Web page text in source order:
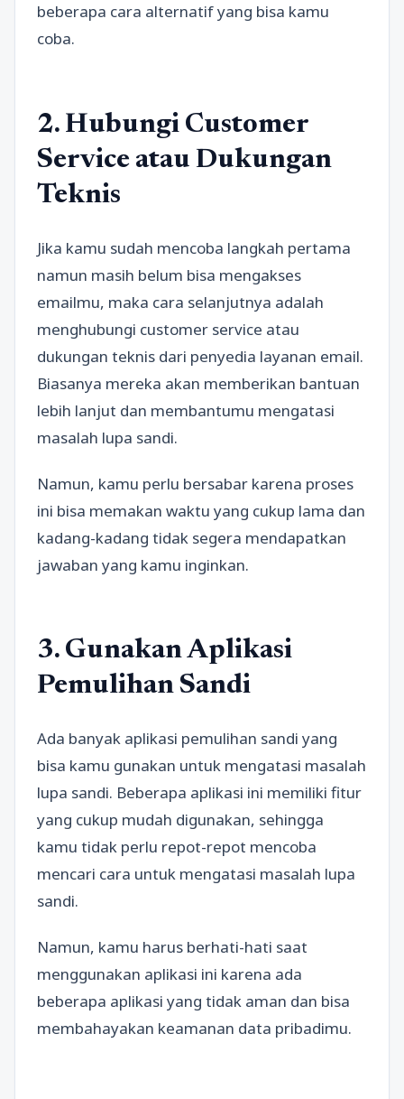
beberapa cara alternatif yang bisa kamu
coba.
2. Hubungi Customer
Service atau Dukungan
Teknis
Jika kamu sudah mencoba langkah pertama
namun masih belum bisa mengakses
emailmu, maka cara selanjutnya adalah
menghubungi customer service atau
dukungan teknis dari penyedia layanan email.
Biasanya mereka akan memberikan bantuan
lebih lanjut dan membantumu mengatasi
masalah lupa sandi.
Namun, kamu perlu bersabar karena proses
ini bisa memakan waktu yang cukup lama dan
kadang-kadang tidak segera mendapatkan
jawaban yang kamu inginkan.
3. Gunakan Aplikasi
Pemulihan Sandi
Ada banyak aplikasi pemulihan sandi yang
bisa kamu gunakan untuk mengatasi masalah
lupa sandi. Beberapa aplikasi ini memiliki fitur
yang cukup mudah digunakan, sehingga
kamu tidak perlu repot-repot mencoba
mencari cara untuk mengatasi masalah lupa
sandi.
Namun, kamu harus berhati-hati saat
menggunakan aplikasi ini karena ada
beberapa aplikasi yang tidak aman dan bisa
membahayakan keamanan data pribadimu.